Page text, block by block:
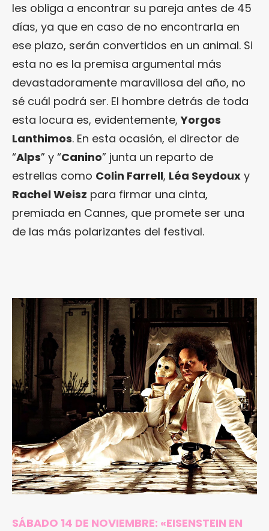
les obliga a encontrar su pareja antes de 45
días, ya que en caso de no encontrarla en
ese plazo, serán convertidos en un animal. Si
esta no es la premisa argumental más
devastadoramente maravillosa del año, no
sé cuál podrá ser. El hombre detrás de toda
esta locura es, evidentemente,Yorgos
Lanthimos. En esta ocasión, el director de
“Alps” y “Canino” junta un reparto de
estrellas como Colin Farrell, Léa Seydoux y
Rachel Weisz para firmar una cinta,
premiada en Cannes, que promete ser una
de las más polarizantes del festival.
SÁBADO 14 DE NOVIEMBRE: «EISENSTEIN EN